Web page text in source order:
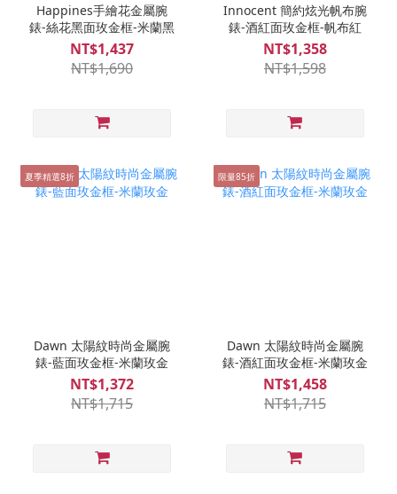
Happines手繪花金屬腕
錶-絲花黑面玫金框-米蘭黑
NT$1,437
NT$1,690
Innocent 簡約炫光帆布腕
錶-酒紅面玫金框-帆布紅
NT$1,358
NT$1,598
夏季精選8折
Dawn 太陽紋時尚金屬腕
錶-藍面玫金框-米蘭玫金
NT$1,372
NT$1,715
限量85折
Dawn 太陽紋時尚金屬腕
錶-酒紅面玫金框-米蘭玫金
NT$1,458
NT$1,715